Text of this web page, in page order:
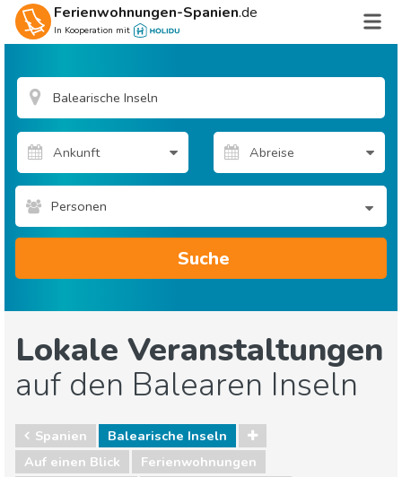
Ferienwohnungen-Spanien.de
In Kooperation mit
Personen
Suche
Lokale Veranstaltungen
auf den Balearen Inseln
Spanien
Balearische Inseln
Auf einen Blick
Ferienwohnungen